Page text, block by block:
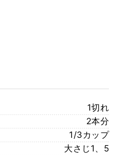
1切れ
2本分
1/3カップ
大さじ1、5